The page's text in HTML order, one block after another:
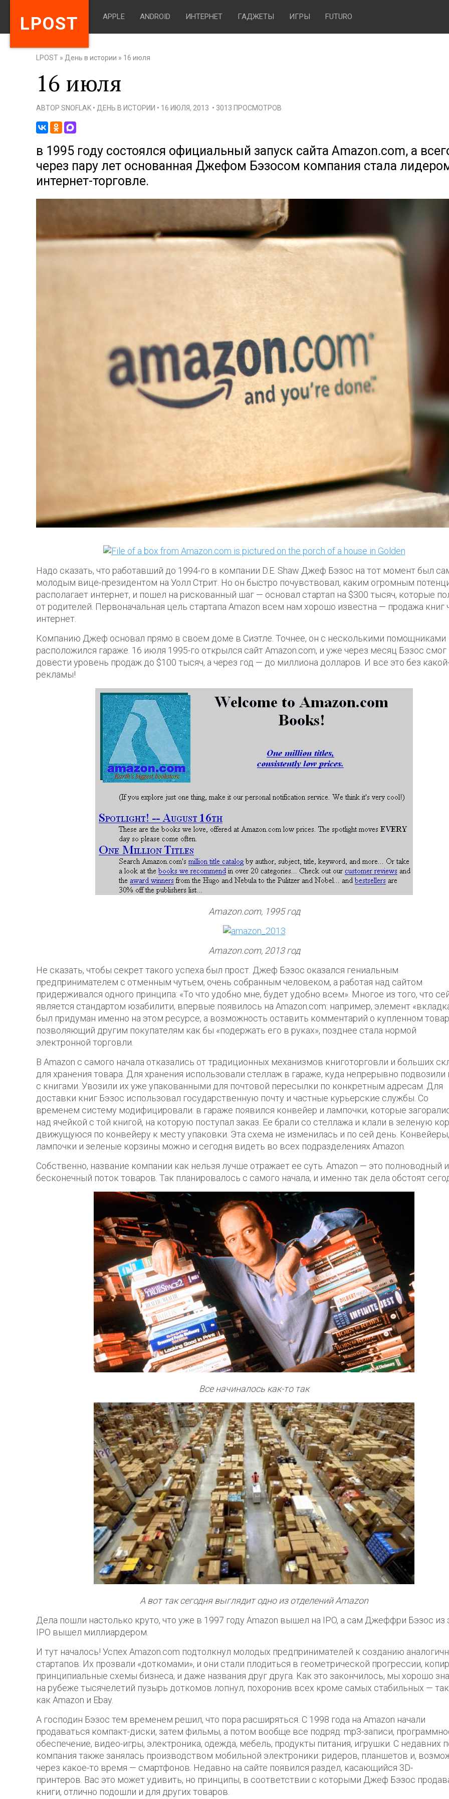
LPOST APPLE ANDROID ИНТЕРНЕТ ГАДЖЕТЫ ИГРЫ FUTURO
LPOST » День в истории » 16 июля
16 июля
АВТОР SNOFLAK • ДЕНЬ В ИСТОРИИ • 16 ИЮЛЯ, 2013 • 3013 ПРОСМОТРОВ
в 1995 году состоялся официальный запуск сайта Amazon.com, а
через пару лет основанная Джефом Бэзосом компания стала
интернет-торговле.
Надо сказать, что работавший до 1994-го в компании D.E. Shaw Джеф Бэзос на тот момент был
молодым вице-президентом на Уолл Стрит. Но он быстро почувствовал, каким огромным
располагает интернет, и пошел на рискованный шаг — основал стартап на $300 тысяч, которые
от родителей. Первоначальная цель стартапа Amazon всем нам хорошо известна — продажа книг
интернет.
Компанию Джеф основал прямо в своем доме в Сиэтле. Точнее, он с несколькими помощниками
расположился гараже. 16 июля 1995-го открылся сайт Amazon.com, и уже через месяц Бэзос смог
довести уровень продаж до $100 тысяч, а через год — до миллиона долларов. И все это без
рекламы!
Amazon.com, 1995 год
Amazon.com, 2013 год
Не сказать, чтобы секрет такого успеха был прост. Джеф Бэзос оказался гениальным
предпринимателем с отменным чутьем, очень собранным человеком, а работая над сайтом
придерживался одного принципа: «То что удобно мне, будет удобно всем». Многое из того, что
является стандартом юзабилити, впервые появилось на Amazon.com: например, элемент
был придуман именно на этом ресурсе, а возможность оставить комментарий о купленном
позволяющий другим покупателям как бы «подержать его в руках», позднее стала нормой
электронной торговли.
В Amazon с самого начала отказались от традиционных механизмов книготорговли и больших
для хранения товара. Для хранения использовали стеллаж в гараже, куда непрерывно подвозили
с книгами. Увозили их уже упакованными для почтовой пересылки по конкретным адресам. Для
доставки книг Бэзос использовал государственную почту и частные курьерские службы. Со
временем систему модифицировали: в гараже появился конвейер и лампочки, которые
над ячейкой с той книгой, на которую поступал заказ. Ее брали со стеллажа и клали в зеленую
движущуюся по конвейеру к месту упаковки. Эта схема не изменилась и по сей день. Конвейеры,
лампочки и зеленые корзины можно и сегодня видеть во всех подразделениях Amazon.
Собственно, название компании как нельзя лучше отражает ее суть. Amazon — это полноводный и
бесконечный поток товаров. Так планировалось с самого начала, и именно так дела обстоят
Все начиналось как-то так
А вот так сегодня выглядит одно из отделений Amazon
Дела пошли настолько круто, что уже в 1997 году Amazon вышел на IPO, а сам Джеффри Бэзос из
IPO вышел миллиардером.
И тут началось! Успех Amazon.com подтолкнул молодых предпринимателей к созданию
стартапов. Их прозвали «доткомами», и они стали плодиться в геометрической прогрессии,
принципиальные схемы бизнеса, и даже названия друг друга. Как это закончилось, мы хорошо
на рубеже тысячелетий пузырь доткомов лопнул, похоронив всех кроме самых стабильных —
как Amazon и Ebay.
А господин Бэзос тем временем решил, что пора расширяться. С 1998 года на Amazon начали
продаваться компакт-диски, затем фильмы, а потом вообще все подряд: mp3-записи,
обеспечение, видео-игры, электроника, одежда, мебель, продукты питания, игрушки. С недавних
компания также занялась производством мобильной электроники: ридеров, планшетов и,
через какое-то время — смартфонов. Недавно на сайте появился раздел, касающийся 3D-
принтеров. Вас это может удивить, но принципы, в соответствии с которыми Джеф Бэзос
книги, отлично подошли и для других товаров.